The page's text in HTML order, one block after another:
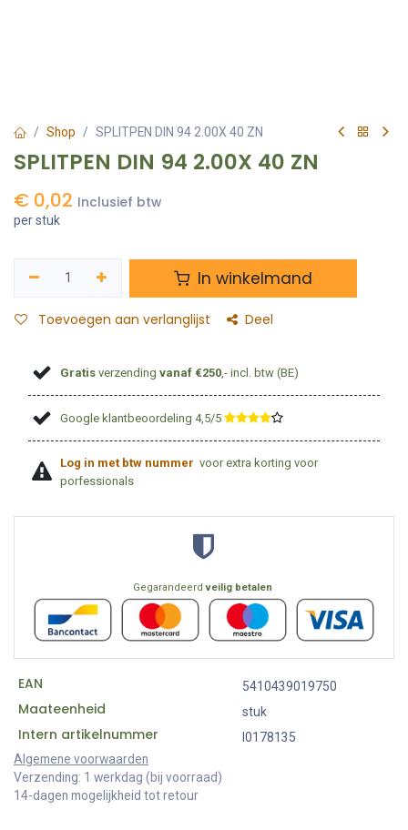
Shop SPLITPEN DIN 94 2.00X 40 ZN
SPLITPEN DIN 94 2.00X 40 ZN
€ 0,02 Inclusief btw
per stuk
In winkelmand
Toevoegen aan verlanglijst Deel
Gratis verzendingvanaf €250 ,- incl. btw (BE)
Google klantbeoordeling 4,5/5 ​
Log in met btw nummer voor extra korting voor
porfessionals
Gegarandeerdveilig betalen
EAN 5410439019750
Maateenheid stuk
Intern artikelnummer
I0178135
Algemene voorwaarden
Verzending: 1 werkdag (bij voorraad)
14-dagen mogelijkheid tot retour